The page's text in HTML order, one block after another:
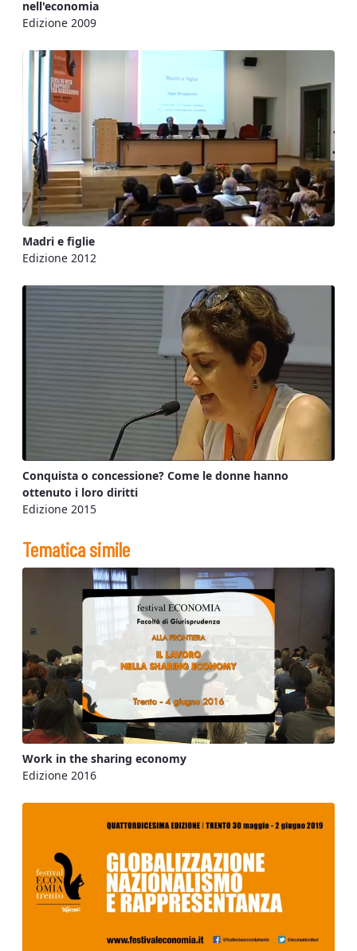
nell'economia
Edizione 2009
Madri e figlie
Edizione 2012
Conquista o concessione? Come le donne hanno
ottenuto i loro diritti
Edizione 2015
Tematica simile
Work in the sharing economy
Edizione 2016